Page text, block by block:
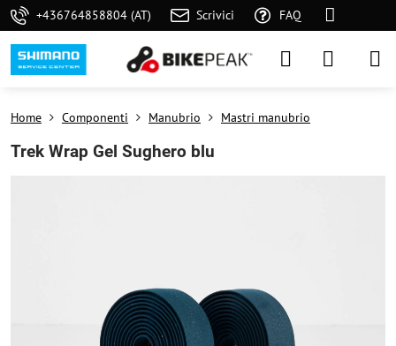
+436764858804 (AT) Scrivici FAQ
Home Componenti Manubrio Mastri manubrio
Trek Wrap Gel Sughero blu